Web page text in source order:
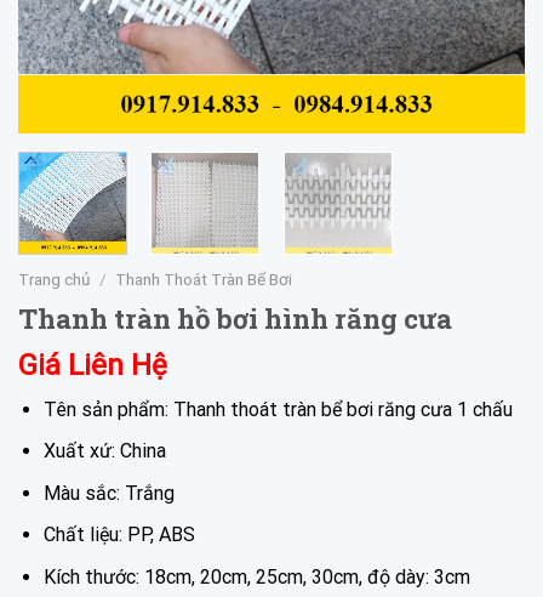
Trang chủ / Thanh Thoát Tràn Bể Bơi
Thanh tràn hồ bơi hình răng cưa
Giá Liên Hệ
Tên sản phẩm: Thanh thoát tràn bể bơi răng cưa 1 chấu
Xuất xứ: China
Màu sắc: Trắng
Chất liệu: PP, ABS
Kích thước: 18cm, 20cm, 25cm, 30cm, độ dày: 3cm